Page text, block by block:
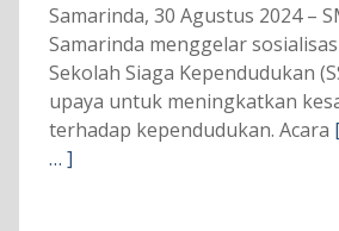
Samarinda, 30 Agustus 2024 –
Samarinda menggelar
Sekolah Siaga Kependudukan
upaya untuk meningkatkan
terhadap kependudukan. Acara
… ]